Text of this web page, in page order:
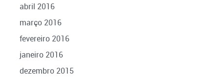
abril 2016
março 2016
fevereiro 2016
janeiro 2016
dezembro 2015